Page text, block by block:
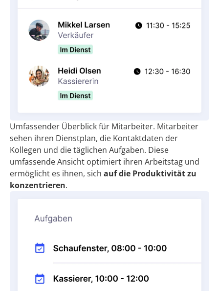
Umfassender Überblick für Mitarbeiter. Mitarbeiter
sehen ihren Dienstplan, die Kontaktdaten der
Kollegen und die täglichen Aufgaben. Diese
umfassende Ansicht optimiert ihren Arbeitstag und
ermöglicht es ihnen, sich auf die Produktivität zu
konzentrieren.